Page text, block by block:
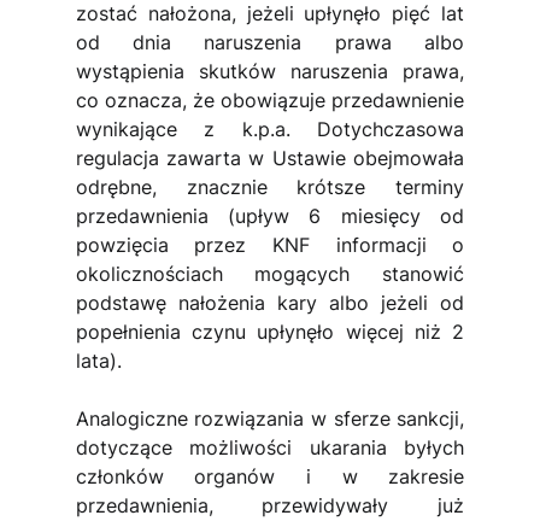
zostać nałożona, jeżeli upłynęło pięć lat
od dnia naruszenia prawa albo
wystąpienia skutków naruszenia prawa,
co oznacza, że obowiązuje przedawnienie
wynikające z k.p.a. Dotychczasowa
regulacja zawarta w Ustawie obejmowała
odrębne, znacznie krótsze terminy
przedawnienia (upływ 6 miesięcy od
powzięcia przez KNF informacji o
okolicznościach mogących stanowić
podstawę nałożenia kary albo jeżeli od
popełnienia czynu upłynęło więcej niż 2
lata).
Analogiczne rozwiązania w sferze sankcji,
dotyczące możliwości ukarania byłych
członków organów i w zakresie
przedawnienia, przewidywały już